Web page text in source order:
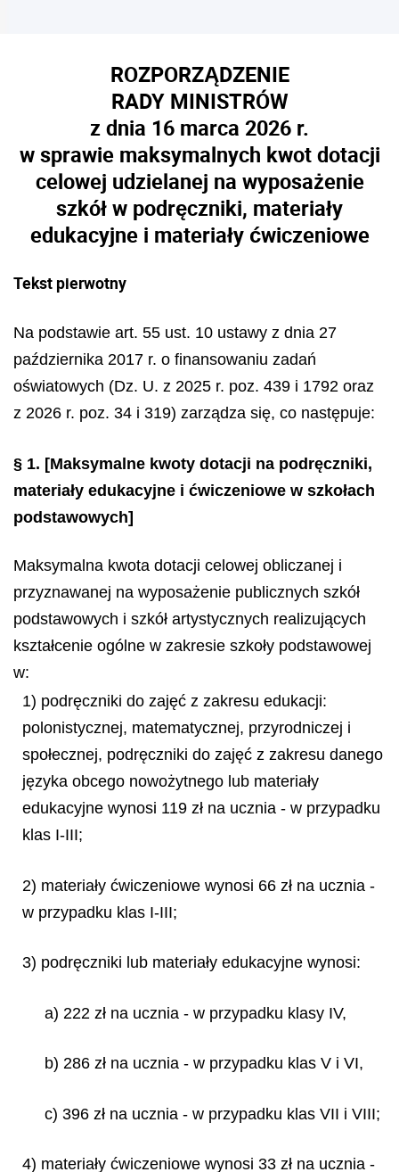
ROZPORZĄDZENIE
RADY MINISTRÓW
z dnia 16 marca 2026 r.
w sprawie maksymalnych kwot dotacji
celowej udzielanej na wyposażenie
szkół w podręczniki, materiały
edukacyjne i materiały ćwiczeniowe
Tekst pierwotny
Na podstawie art. 55 ust. 10 ustawy z dnia 27
października 2017 r. o finansowaniu zadań
oświatowych (Dz. U. z 2025 r. poz. 439 i 1792 oraz
z 2026 r. poz. 34 i 319) zarządza się, co następuje:
§ 1. [Maksymalne kwoty dotacji na podręczniki,
materiały edukacyjne i ćwiczeniowe w szkołach
podstawowych]
Maksymalna kwota dotacji celowej obliczanej i
przyznawanej na wyposażenie publicznych szkół
podstawowych i szkół artystycznych realizujących
kształcenie ogólne w zakresie szkoły podstawowej
w:
1) podręczniki do zajęć z zakresu edukacji:
polonistycznej, matematycznej, przyrodniczej i
społecznej, podręczniki do zajęć z zakresu danego
języka obcego nowożytnego lub materiały
edukacyjne wynosi 119 zł na ucznia - w przypadku
klas I-III;
2) materiały ćwiczeniowe wynosi 66 zł na ucznia -
w przypadku klas I-III;
3) podręczniki lub materiały edukacyjne wynosi:
a) 222 zł na ucznia - w przypadku klasy IV,
b) 286 zł na ucznia - w przypadku klas V i VI,
c) 396 zł na ucznia - w przypadku klas VII i VIII;
4) materiały ćwiczeniowe wynosi 33 zł na ucznia -